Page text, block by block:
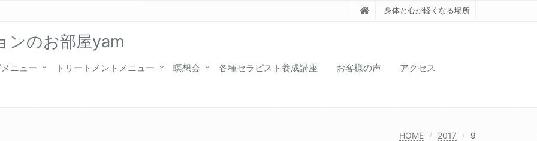
身体と心が軽くなる場所
ンのお部屋yam
ニュー トリートメントメニュー 瞑想会 各種セラピスト養成講座 お客様の声 アクセス
HOME 2017 9